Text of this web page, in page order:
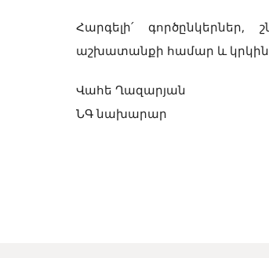
Հարգելի՛ գործընկերներ,
աշխատանքի համար և
Վահե Ղազարյան
ՆԳ նախարար